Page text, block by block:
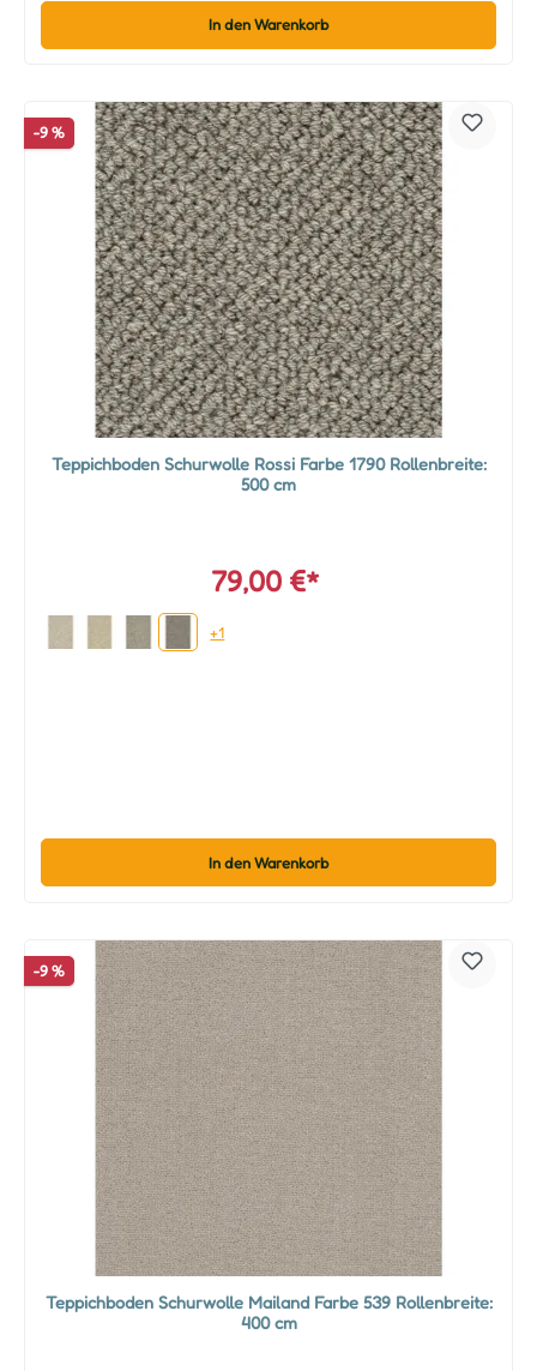
In den Warenkorb
-9 %
Teppichboden Schurwolle Rossi Farbe 1790 Rollenbreite:
500 cm
79,00 €*
+1
In den Warenkorb
-9 %
Teppichboden Schurwolle Mailand Farbe 539 Rollenbreite:
400 cm